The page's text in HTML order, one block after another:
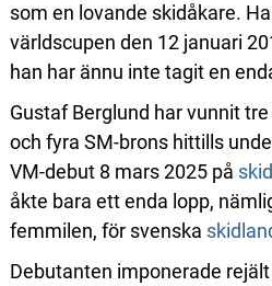
som en lovande skidåkare.
världscupen den 12 januari
han har ännu inte tagit en
Gustaf Berglund har vunnit
och fyra SM-brons hittills
VM-debut 8 mars 2025 på
åkte bara ett enda lopp,
femmilen, för svenska
Debutanten imponerade